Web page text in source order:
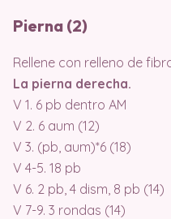
Pierna (2)
Rellene con relleno de
La pierna derecha.
V 1. 6 pb dentro AM
V 2. 6 aum (12)
V 3. (pb, aum)*6 (18)
V 4-5. 18 pb
V 6. 2 pb, 4 dism, 8 pb (14)
V 7-9. 3 rondas (14)